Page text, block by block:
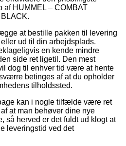
af HUMMEL – COMBAT
at bestille pakken til levering
ud til din arbejdsplads.
en kende mindre
side ret ligetil. Den mest
dog til enhver tid være at hente
betinges af at du opholder
tilholdssted.
kan i nogle tilfælde være ret
at man behøver dine nye
så herved er det fuldt ud klogt at
leveringstid ved det